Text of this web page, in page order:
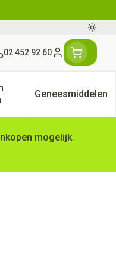
02 452 92 60
Klant menu
en EHBO categorie
submenu voor Dieren
Geneesmiddelen
Toon
mogelijk.